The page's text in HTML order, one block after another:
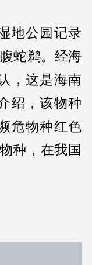
地公园记录
蛇鹈。经海
，这是海南
绍，该物种
危物种红色
种，在我国